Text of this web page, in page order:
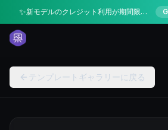
✨ 新モデルのクレジット利用が期間限定50%オフ
テンプレートギャラリーに戻る